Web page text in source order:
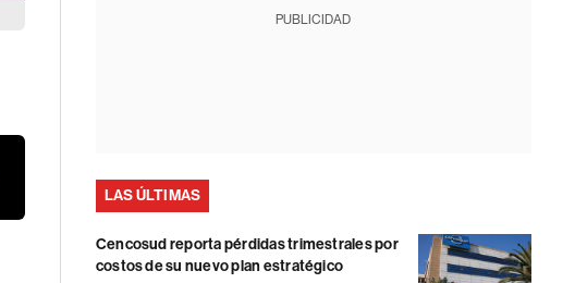
PUBLICIDAD
LAS ÚLTIMAS
Cencosud reporta pérdidas trimestrales por
costos de su nuevo plan estratégico